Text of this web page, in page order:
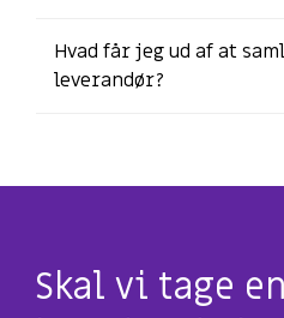
Hvad får jeg ud af at
leverandør?
Skal vi tage